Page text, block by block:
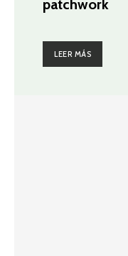
patchwork
LEER MÁS